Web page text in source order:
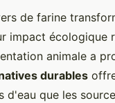
de farine
impact écologique
animale a
durables
d'eau que les